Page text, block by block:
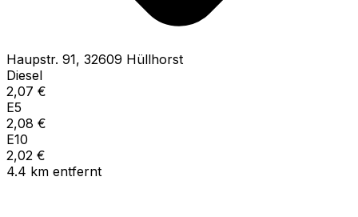
Haupstr. 91, 32609 Hüllhorst
Diesel
2,07 €
E5
2,08 €
E10
2,02 €
4.4 km entfernt